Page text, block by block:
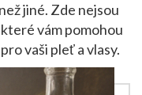
jiné. Zde nejsou
vám pomohou
vaši pleť a vlasy.